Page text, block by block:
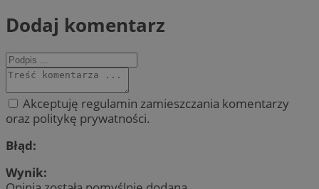
Dodaj komentarz
Akceptuję regulamin zamieszczania komentarzy
oraz politykę prywatności.
Błąd:
Wynik: